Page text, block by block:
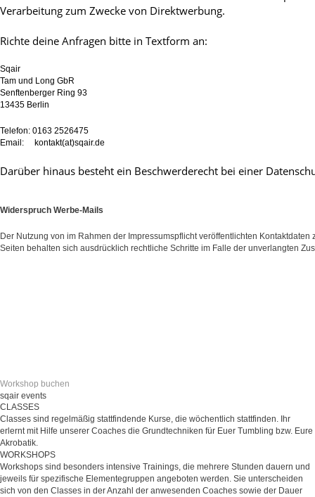
Verarbeitung zum Zwecke von Direktwerbung.
Richte deine Anfragen bitte in Textform an:
Sqair
Tam und Long GbR
Senftenberger Ring 93
13435 Berlin
Telefon: 0163 2526475
Email: kontakt(at)sqair.de
Darüber hinaus besteht ein Beschwerderecht bei einer
Widerspruch Werbe-Mails
Der Nutzung von im Rahmen der Impressumspflicht veröffentlichten
Seiten behalten sich ausdrücklich rechtliche Schritte im Falle der unverlangten
Workshop buchen
sqair events
CLASSES
Classes sind regelmäßig stattfindende Kurse, die wöchentlich stattfinden. Ihr
erlernt mit Hilfe unserer Coaches die Grundtechniken für Euer Tumbling bzw. Eure
Akrobatik.
WORKSHOPS
Workshops sind besonders intensive Trainings, die mehrere Stunden dauern und
jeweils für spezifische Elementegruppen angeboten werden. Sie unterscheiden
sich von den Classes in der Anzahl der anwesenden Coaches sowie der Dauer